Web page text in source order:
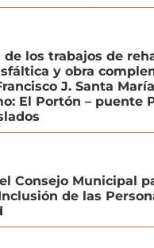
de los trabajos de
y obra
J. Santa
El Portón – puente
Consejo Municipal
de las